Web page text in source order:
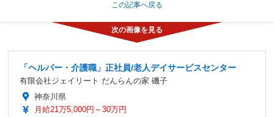
この記事へ戻る
「ヘルパー・介護職」正社員/老人デイサービスセンター
有限会社ジェイリート だんらんの家 磯子
神奈川県
月給21万5,000円～30万円